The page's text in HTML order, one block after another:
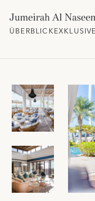
Jumeirah Al
ÜBERBLICK